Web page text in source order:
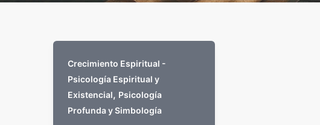
Crecimiento Espiritual -
Psicología Espiritual y
Existencial, Psicología
Profunda y Simbología